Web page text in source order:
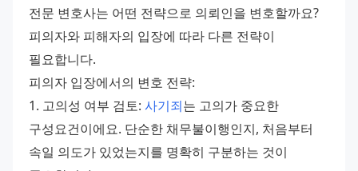
전문 변호사는 어떤 전략으로 의뢰인을 변호할까요?
피의자와 피해자의 입장에 따라 다른 전략이
필요합니다.
피의자 입장에서의 변호 전략:
1. 고의성 여부 검토: 사기죄는 고의가 중요한
구성요건이에요. 단순한 채무불이행인지, 처음부터
속일 의도가 있었는지를 명확히 구분하는 것이